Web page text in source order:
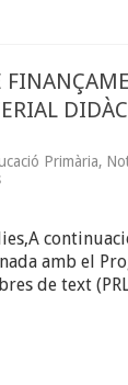
Primària,
amb el
de text